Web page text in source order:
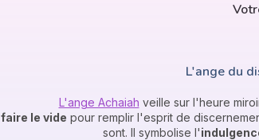
L'ange du
L'ange Achaiah veille sur l'heure
faire le vide pour remplir l'esprit de
sont. Il symbolise l'